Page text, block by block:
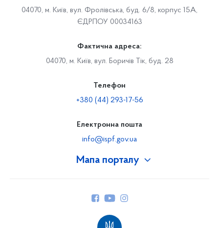
Мапа порталу
04070, м. Київ, вул. Фролівська, буд. 6/8, корпус 15А,
ЄДРПОУ 00034163
Фактична адреса:
04070, м. Київ, вул. Боричів Тік, буд. 28
Телефон
+380 (44) 293-17-56
Електронна пошта
info@ispf.gov.ua